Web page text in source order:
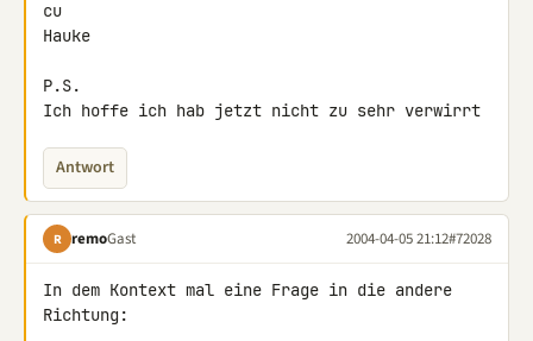
cu
Hauke
P.S.
Ich hoffe ich hab jetzt nicht zu sehr verwirrt
Antwort
R remoGast 2004-04-05 21:12#72028
In dem Kontext mal eine Frage in die andere
Richtung: